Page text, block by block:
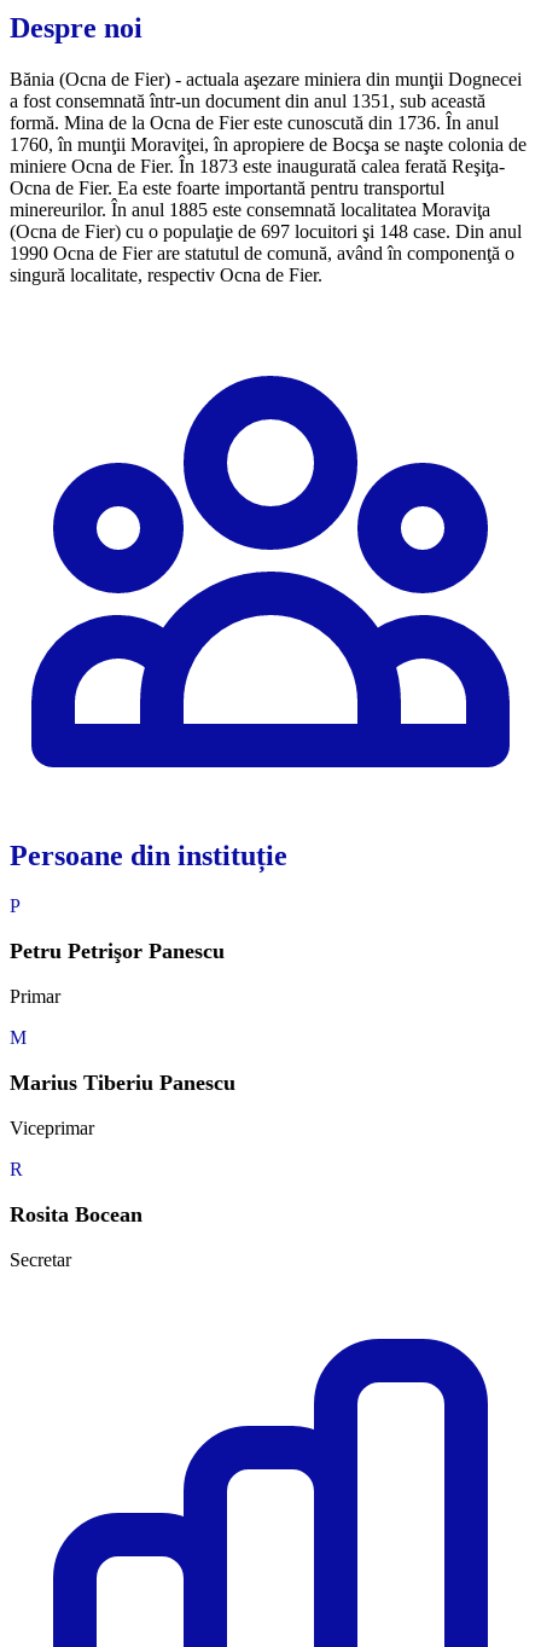
Despre noi
Bănia (Ocna de Fier) - actuala aşezare miniera din munţii Dognecei
a fost consemnată într-un document din anul 1351, sub această
formă. Mina de la Ocna de Fier este cunoscută din 1736. În anul
1760, în munţii Moraviţei, în apropiere de Bocşa se naşte colonia de
miniere Ocna de Fier. În 1873 este inaugurată calea ferată Reşiţa-
Ocna de Fier. Ea este foarte importantă pentru transportul
minereurilor. În anul 1885 este consemnată localitatea Moraviţa
(Ocna de Fier) cu o populaţie de 697 locuitori şi 148 case. Din anul
1990 Ocna de Fier are statutul de comună, având în componenţă o
singură localitate, respectiv Ocna de Fier.
Persoane din instituție
P
Petru Petrişor Panescu
Primar
M
Marius Tiberiu Panescu
Viceprimar
R
Rosita Bocean
Secretar